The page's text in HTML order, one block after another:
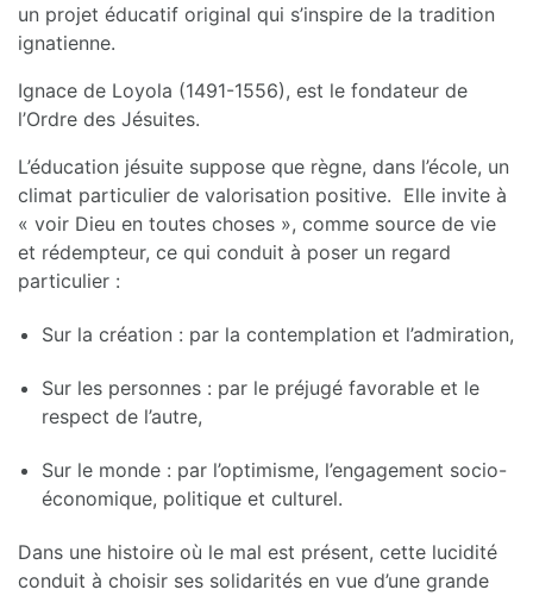
un projet éducatif original qui s’inspire de la tradition
ignatienne.
Ignace de Loyola (1491-1556), est le fondateur de
l’Ordre des Jésuites.
L’éducation jésuite suppose que règne, dans l’école, un
climat particulier de valorisation positive. Elle invite à
« voir Dieu en toutes choses », comme source de vie
et rédempteur, ce qui conduit à poser un regard
particulier :
Sur la création : par la contemplation et l’admiration,
Sur les personnes : par le préjugé favorable et le
respect de l’autre,
Sur le monde : par l’optimisme, l’engagement socio-
économique, politique et culturel.
Dans une histoire où le mal est présent, cette lucidité
conduit à choisir ses solidarités en vue d’une grande